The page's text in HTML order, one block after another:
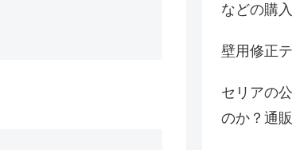
などの購
壁用修正
セリアの
のか？通